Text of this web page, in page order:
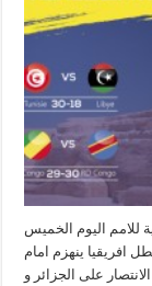
الافريقية للامم اليوم الخميس
افريقيا ينهزم امام
من الانتصار على الجزائر و